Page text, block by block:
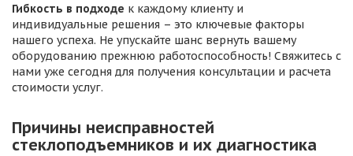
Гибкость в подходе к каждому клиенту и
индивидуальные решения – это ключевые факторы
нашего успеха. Не упускайте шанс вернуть вашему
оборудованию прежнюю работоспособность! Свяжитесь с
нами уже сегодня для получения консультации и расчета
стоимости услуг.
Причины неисправностей
стеклоподъемников и их диагностика